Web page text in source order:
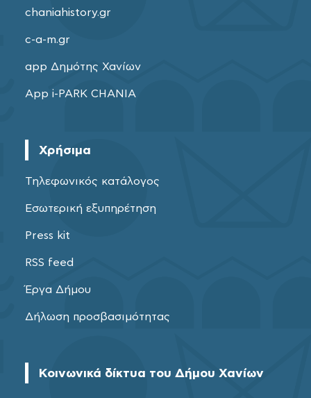
chaniahistory.gr
c-a-m.gr
app Δημότης Χανίων
App i-PARK CHANIA
Χρήσιμα
Τηλεφωνικός κατάλογος
Εσωτερική εξυπηρέτηση
Press kit
RSS feed
Έργα Δήμου
Δήλωση προσβασιμότητας
Κοινωνικά δίκτυα του Δήμου Χανίων